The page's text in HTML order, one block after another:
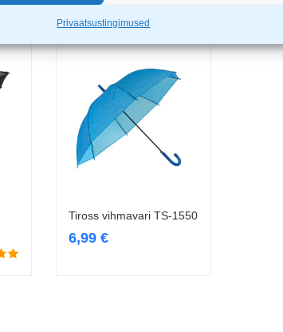
Privaatsustingimused
Loe edasi
Tiross vihmavari TS-1550
6,99 €